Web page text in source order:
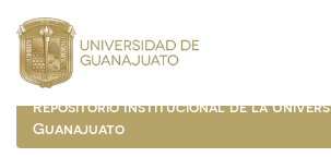
navigation
Repositorio Institucional de la
Guanajuato